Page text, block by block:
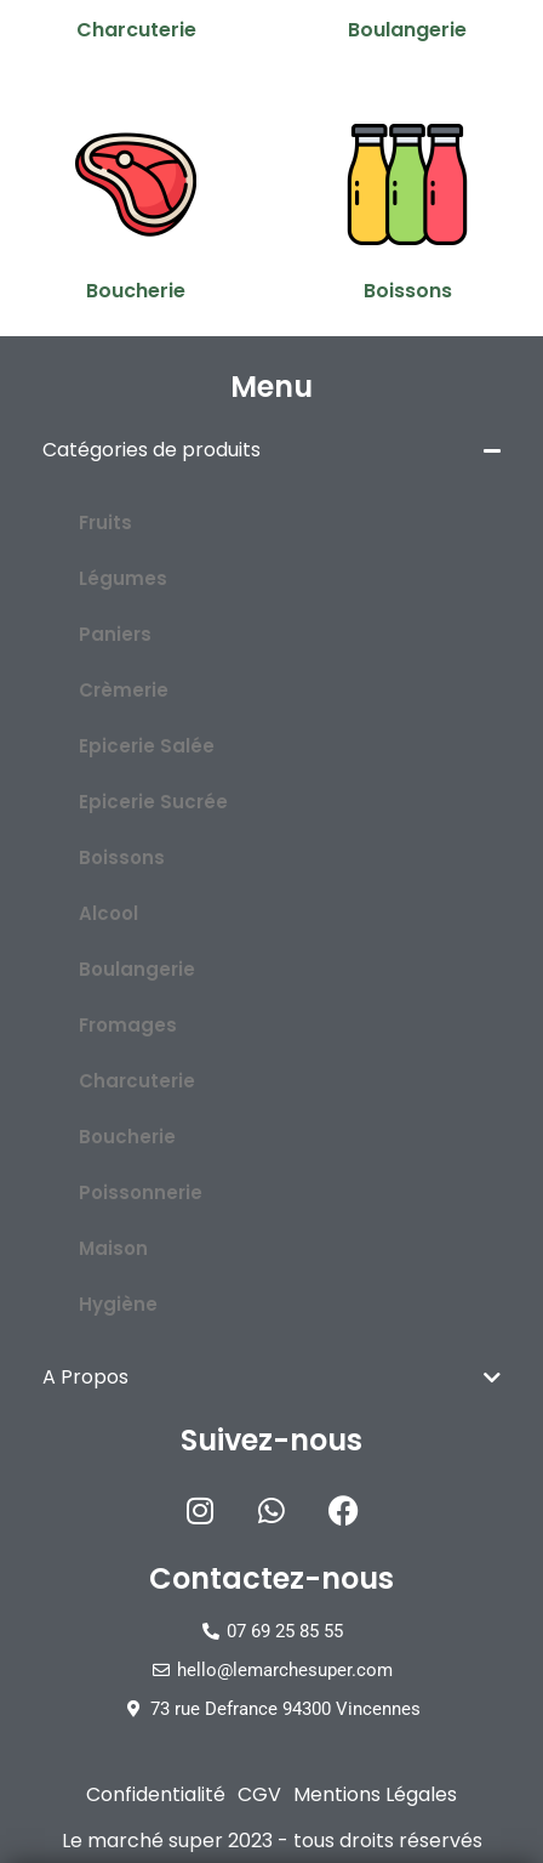
Charcuterie Boulangerie
Boucherie Boissons
Menu
Catégories de produits
Fruits
Légumes
Paniers
Crèmerie
Epicerie Salée
Epicerie Sucrée
Boissons
Alcool
Boulangerie
Fromages
Charcuterie
Boucherie
Poissonnerie
Maison
Hygiène
A Propos
Suivez-nous
Contactez-nous
07 69 25 85 55
hello@lemarchesuper.com
73 rue Defrance 94300 Vincennes
Confidentialité CGV Mentions Légales
Le marché super 2023 - tous droits réservés